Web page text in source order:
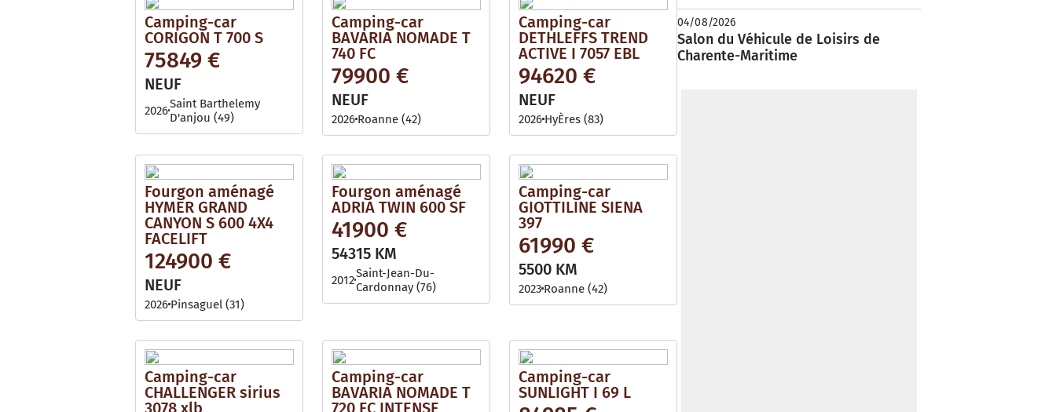
Camping-car
CORIGON T 700 S
75849 €
NEUF
2026Saint Barthelemy
D'anjou (49)
Camping-car
BAVARIA NOMADE T
740 FC
79900 €
NEUF
2026 Roanne (42)
Camping-car
DETHLEFFS TREND
ACTIVE I 7057 EBL
94620 €
NEUF
2026 HyÈres (83)
Fourgon aménagé
HYMER GRAND
CANYON S 600 4X4
FACELIFT
124900 €
NEUF
2026 Pinsaguel (31)
Fourgon aménagé
ADRIA TWIN 600 SF
41900 €
54315 KM
2012Saint-Jean-Du-
Cardonnay (76)
Camping-car
GIOTTILINE SIENA
397
61990 €
5500 KM
2023 Roanne (42)
Camping-car
CHALLENGER sirius
3078 xlb
Camping-car
BAVARIA NOMADE T
720 FC INTENSE
Camping-car
SUNLIGHT I 69 L
04/08/2026
Salon du Véhicule de Loisirs de
Charente-Maritime